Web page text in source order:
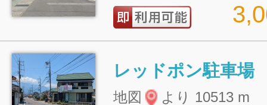
レッドポン駐車場
地図 より 10513 m